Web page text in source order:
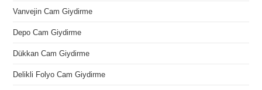
Vanvejin Cam Giydirme
Depo Cam Giydirme
Dükkan Cam Giydirme
Delikli Folyo Cam Giydirme